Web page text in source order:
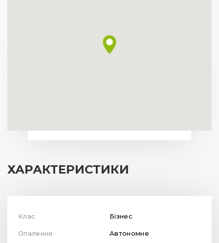
ХАРАКТЕРИСТИКИ
Клас Бізнес
Опалення Автономне